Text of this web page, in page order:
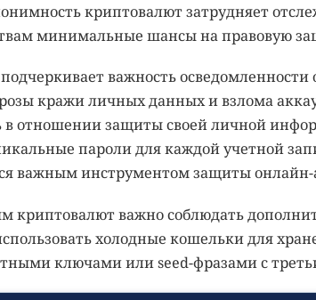
криптовалют затрудняет
минимальные шансы на правовую
важность
кражи личных данных и взлома
в отношении защиты своей личной
пароли для каждой учетной
важным инструментом защиты онлайн-
криптовалют важно соблюдать
холодные кошельки для
ключами или seed-фразами с